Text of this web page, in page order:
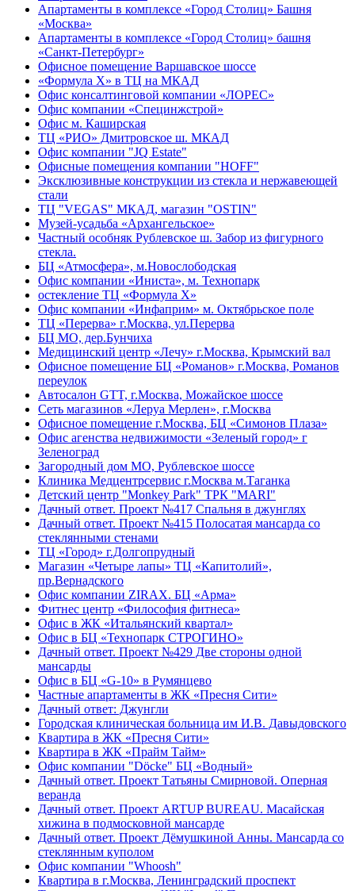
Апартаменты в комплексе «Город Столиц» Башня
«Москва»
Апартаменты в комплексе «Город Столиц» башня
«Санкт-Петербург»
Офисное помещение Варшавское шоссе
«Формула Х» в ТЦ на МКАД
Офис консалтинговой компании «ЛОРЕС»
Офис компании «Специнжстрой»
Офис м. Каширская
ТЦ «РИО» Дмитровское ш. МКАД
Офис компании "JQ Estate"
Офисные помещения компании "HOFF"
Эксклюзивные конструкции из стекла и нержавеющей
стали
ТЦ "VEGAS" МКАД, магазин "OSTIN"
Музей-усадьба «Архангельское»
Частный особняк Рублевское ш. Забор из фигурного
стекла.
БЦ «Атмосфера», м.Новослободская
Офис компании «Иниста», м. Технопарк
остекление ТЦ «Формула Х»
Офис компании «Инфаприм» м. Октябрьское поле
ТЦ «Перерва» г.Москва, ул.Перерва
БЦ МО, дер.Бунчиха
Медицинский центр «Лечу» г.Москва, Крымский вал
Офисное помещение БЦ «Романов» г.Москва, Романов
переулок
Автосалон GTT, г.Москва, Можайское шоссе
Сеть магазинов «Леруа Мерлен», г.Москва
Офисное помещение г.Москва, БЦ «Симонов Плаза»
Офис агенства недвижимости «Зеленый город» г
Зеленоград
Загородный дом МО, Рублевское шоссе
Клиника Медцентрсервис г.Москва м.Таганка
Детский центр "Monkey Park" ТРК "MARI"
Дачный ответ. Проект №417 Спальня в джунглях
Дачный ответ. Проект №415 Полосатая мансарда со
стеклянными стенами
ТЦ «Город» г.Долгопрудный
Магазин «Четыре лапы» ТЦ «Капитолий»,
пр.Вернадского
Офис компании ZIRAX. БЦ «Арма»
Фитнес центр «Философия фитнеса»
Офис в ЖК «Итальянский квартал»
Офис в БЦ «Технопарк СТРОГИНО»
Дачный ответ. Проект №429 Две стороны одной
мансарды
Офис в БЦ «G-10» в Румянцево
Частные апартаменты в ЖК «Пресня Сити»
Дачный ответ: Джунгли
Городская клиническая больница им И.В. Давыдовского
Квартира в ЖК «Пресня Сити»
Квартира в ЖК «Прайм Тайм»
Офис компании "Döcke" БЦ «Водный»
Дачный ответ. Проект Татьяны Смирновой. Оперная
веранда
Дачный ответ. Проект ARTUP BUREAU. Масайская
хижина в подмосковной мансарде
Дачный ответ. Проект Дëмушкиной Анны. Мансарда со
стеклянным куполом
Офис компании "Whoosh"
Квартира в г.Москва, Ленинградский проспект